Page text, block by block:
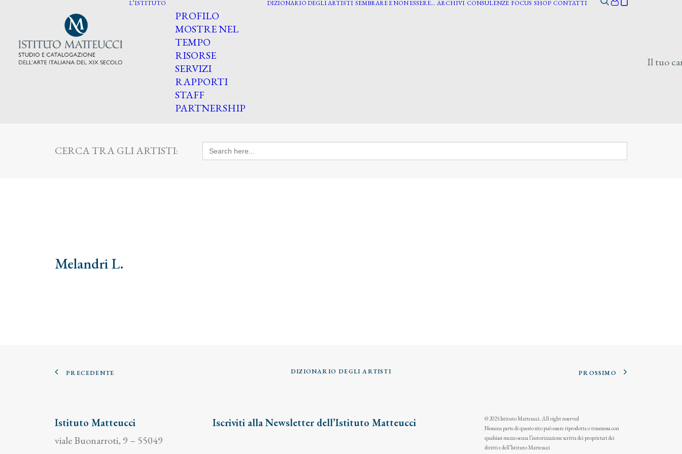
L’ISTITUTO
PROFILO
MOSTRE NEL
TEMPO
RISORSE
SERVIZI
RAPPORTI
STAFF
PARTNERSHIP
DIZIONARIO DEGLI ARTISTI SEMBRARE E NON ESSERE… ARCHIVI CONSULENZE FOCUS SHOP CONTATTI
Il tuo
CERCA TRA GLI ARTISTI: Search
for:
Melandri L.
PRECEDENTE DIZIONARIO DEGLI ARTISTI PROSSIMO
Istituto Matteucci
viale Buonarroti, 9 – 55049
Iscriviti alla Newsletter dell’Istituto Matteucci
© 2025 Istituto Matteucci. All right reserved
Nessuna parte di questo sito può essere riprodotta o trasmessa con
qualsiasi mezzo senza l’autorizzazione scritta dei proprietari dei
diritti e dell’Istituto Matteucci